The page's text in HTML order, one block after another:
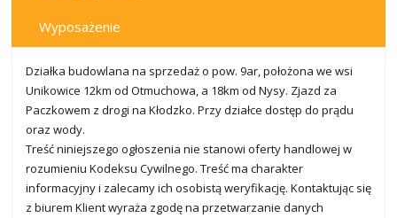
Wyposażenie
Działka budowlana na sprzedaż o pow. 9ar, położona we wsi
Unikowice 12km od Otmuchowa, a 18km od Nysy. Zjazd za
Paczkowem z drogi na Kłodzko. Przy działce dostęp do prądu
oraz wody.
Treść niniejszego ogłoszenia nie stanowi oferty handlowej w
rozumieniu Kodeksu Cywilnego. Treść ma charakter
informacyjny i zalecamy ich osobistą weryfikację. Kontaktując się
z biurem Klient wyraża zgodę na przetwarzanie danych